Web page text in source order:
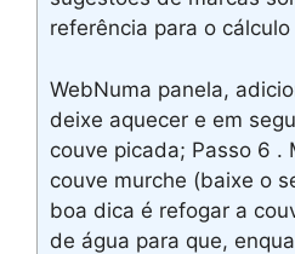
referência para o cálculo
WebNuma panela,
deixe aquecer e em
couve picada; Passo 6 .
couve murche (baixe o
boa dica é refogar a
de água para que,